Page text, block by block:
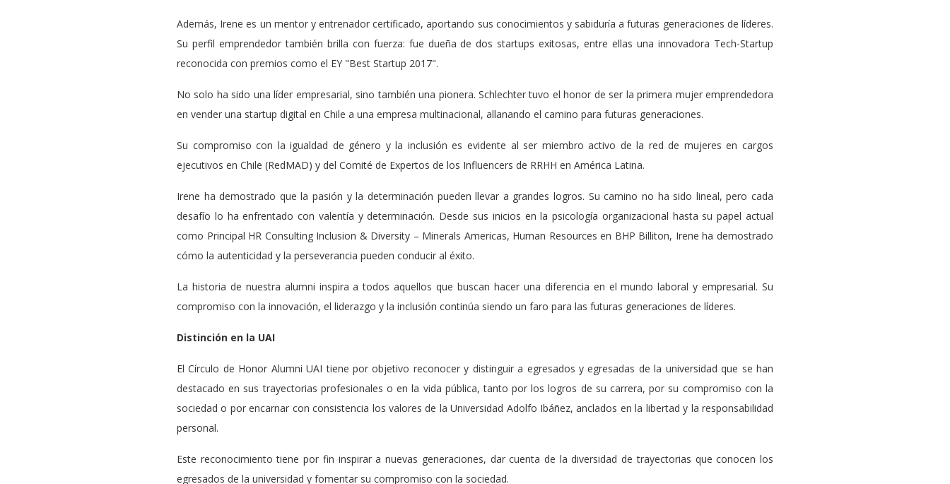
Además, Irene es un mentor y entrenador certificado, aportando sus conocimientos y sabiduría a futuras generaciones de líderes.
Su perfil emprendedor también brilla con fuerza: fue dueña de dos startups exitosas, entre ellas una innovadora Tech-Startup
reconocida con premios como el EY "Best Startup 2017".
No solo ha sido una líder empresarial, sino también una pionera. Schlechter tuvo el honor de ser la primera mujer emprendedora
en vender una startup digital en Chile a una empresa multinacional, allanando el camino para futuras generaciones.
Su compromiso con la igualdad de género y la inclusión es evidente al ser miembro activo de la red de mujeres en cargos
ejecutivos en Chile (RedMAD) y del Comité de Expertos de los Influencers de RRHH en América Latina.
Irene ha demostrado que la pasión y la determinación pueden llevar a grandes logros. Su camino no ha sido lineal, pero cada
desafío lo ha enfrentado con valentía y determinación. Desde sus inicios en la psicología organizacional hasta su papel actual
como Principal HR Consulting Inclusion & Diversity – Minerals Americas, Human Resources en BHP Billiton, Irene ha demostrado
cómo la autenticidad y la perseverancia pueden conducir al éxito.
La historia de nuestra alumni inspira a todos aquellos que buscan hacer una diferencia en el mundo laboral y empresarial. Su
compromiso con la innovación, el liderazgo y la inclusión continúa siendo un faro para las futuras generaciones de líderes.
Distinción en la UAI
El Círculo de Honor Alumni UAI tiene por objetivo reconocer y distinguir a egresados y egresadas de la universidad que se han
destacado en sus trayectorias profesionales o en la vida pública, tanto por los logros de su carrera, por su compromiso con la
sociedad o por encarnar con consistencia los valores de la Universidad Adolfo Ibáñez, anclados en la libertad y la responsabilidad
personal.
Este reconocimiento tiene por fin inspirar a nuevas generaciones, dar cuenta de la diversidad de trayectorias que conocen los
egresados de la universidad y fomentar su compromiso con la sociedad.